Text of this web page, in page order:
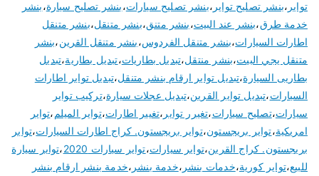
تواير ،بنشر تصليح تواير ،بنشر تصليح سيارات،بنشر تصليح سيارة،بنشر
خدمة طرق،بنشر عند البيت،بنشر متنق،بنشر متنقل،بنشر متنقل
اطارات السيارات،بنشر متنقل الفردوس،بنشر متنقل القرين،بنشر
متنقل يجي البيت،بنشر منتقل،تبديل بطاريات،تبديل بطارية،تبديل
بطاريى السيارة،تبديل تواير ارقام بنشر متنقل،تبديل تواير اطارات
السيارات،تبديل تواير القرين،تبديل عجلات سيارة،تركيب تواير
سيارات،تصليح سيارات،تغيرر تواير ،تغيير اطارات،تواير الميلم ،تواير
امريكية،تواير بريجستون،تواير بريجستون. كراج اطارات السيارات،تواير
بريجستون. كراج القرين،تواير سيارات،تواير سيارات 2020 ،تواير سيارة
للبيع،تواير كورية،خدمات بنشر ،خدمة بنشر ،خدمة بنشر ارقام بنشر